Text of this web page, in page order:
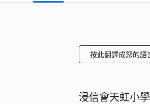
按此翻譯成您的語
浸信會天虹小